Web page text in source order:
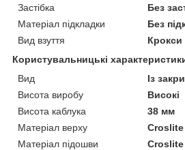
Застібка
Без
Матеріал підкладки
Без
Вид взуття
Крокси
Користувальницькі
Вид
Із
Висота виробу
Високі
Висота каблука
38 мм
Матеріал верху
Croslite
Матеріал підошви
Croslite